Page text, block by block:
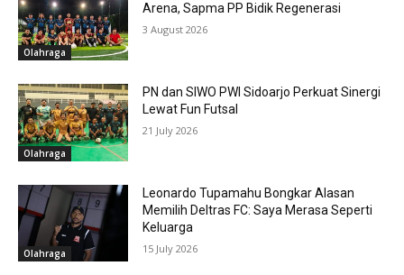
Olahraga
Arena, Sapma PP Bidik Regenerasi
3 August 2026
Olahraga
PN dan SIWO PWI Sidoarjo Perkuat Sinergi
Lewat Fun Futsal
21 July 2026
Olahraga
Leonardo Tupamahu Bongkar Alasan
Memilih Deltras FC: Saya Merasa Seperti
Keluarga
15 July 2026